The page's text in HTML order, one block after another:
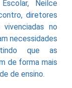
Neilce
diretores
no
necessidades
que as
de forma mais
de ensino.